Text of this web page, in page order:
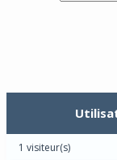
1 visiteur(s)